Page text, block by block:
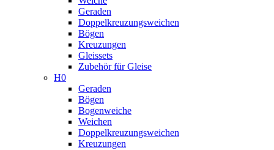
Geraden
Doppelkreuzungsweichen
Bögen
Kreuzungen
Gleissets
Zubehör für Gleise
H0
Geraden
Bögen
Bogenweiche
Weichen
Doppelkreuzungsweichen
Kreuzungen